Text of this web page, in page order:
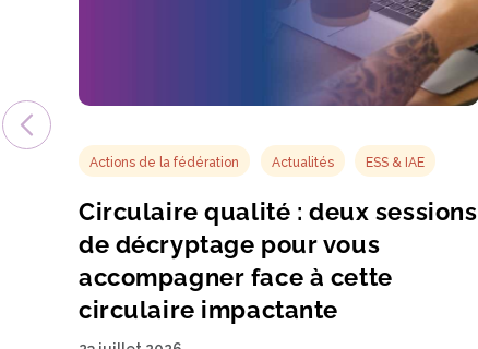
Actions de la fédération Actualités ESS & IAE
Circulaire qualité : deux sessions
de décryptage pour vous
accompagner face à cette
circulaire impactante